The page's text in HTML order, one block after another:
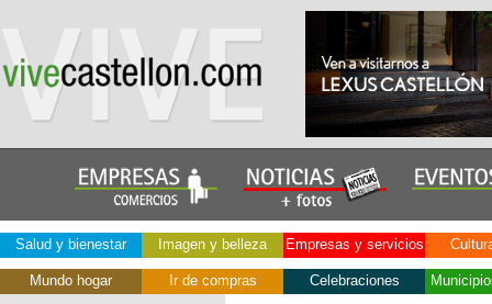
Salud y bienestar Imagen y belleza Empresas y servicios
Mundo hogar Ir de compras Celebraciones